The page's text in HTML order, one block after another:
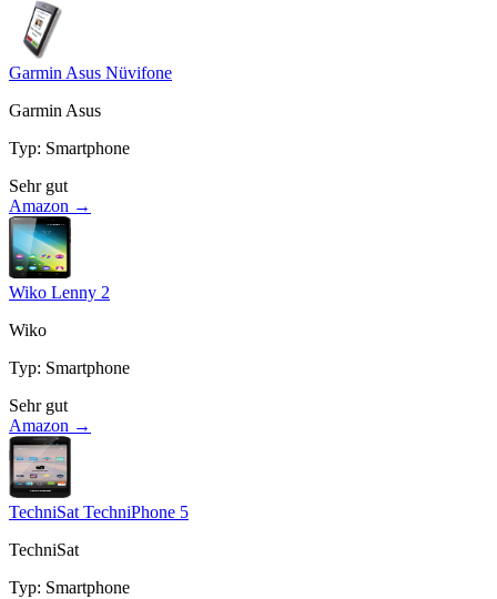
Garmin Asus Nüvifone
Garmin Asus
Typ: Smartphone
Sehr gut
Amazon →
Wiko Lenny 2
Wiko
Typ: Smartphone
Sehr gut
Amazon →
TechniSat TechniPhone 5
TechniSat
Typ: Smartphone